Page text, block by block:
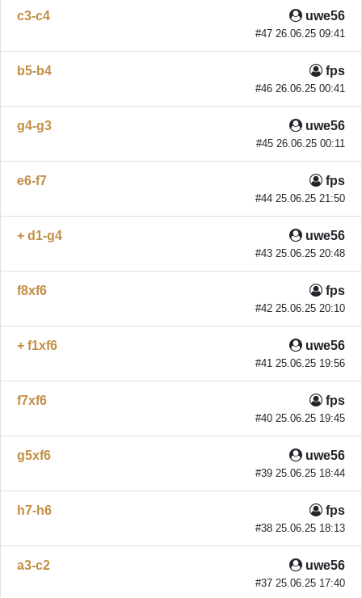
uwe56
#47 26.06.25 09:41
c3-c4
fps
#46 26.06.25 00:41
b5-b4
uwe56
#45 26.06.25 00:11
g4-g3
fps
#44 25.06.25 21:50
e6-f7
uwe56
#43 25.06.25 20:48
+ d1-g4
fps
#42 25.06.25 20:10
f8xf6
uwe56
#41 25.06.25 19:56
+ f1xf6
fps
#40 25.06.25 19:45
f7xf6
uwe56
#39 25.06.25 18:44
g5xf6
fps
#38 25.06.25 18:13
h7-h6
uwe56
#37 25.06.25 17:40
a3-c2